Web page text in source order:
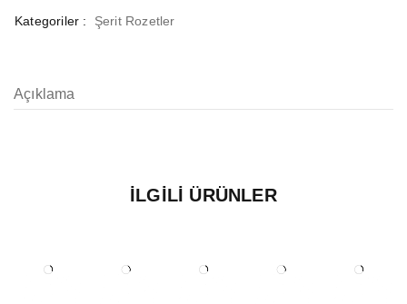
Kategoriler : Şerit Rozetler
Açıklama
İLGILI ÜRÜNLER